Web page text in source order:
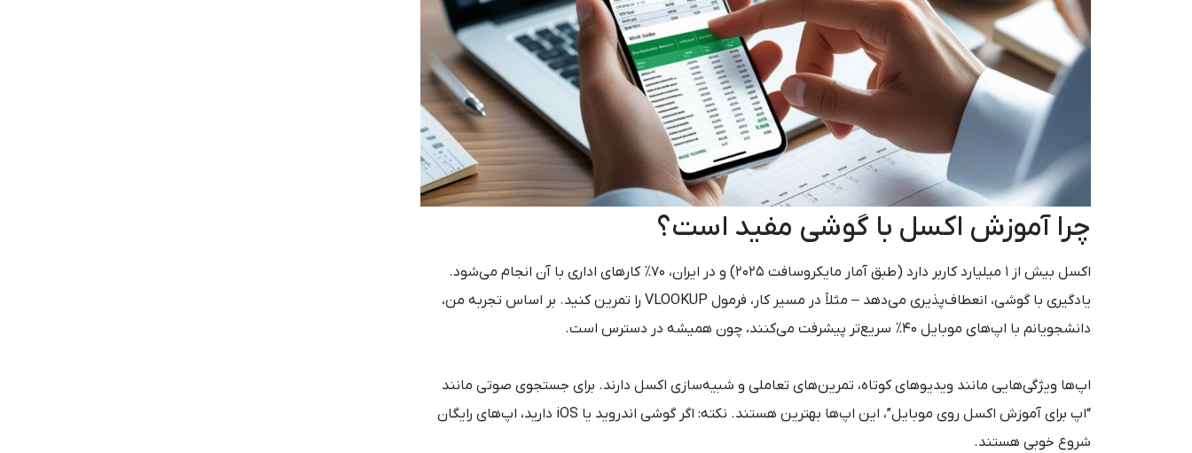
چرا آموزش اکسل با گوشی مفید است؟
اکسل بیش از ۱ میلیارد کاربر دارد (طبق آمار مایکروسافت ۲۰۲۵) و در ایران، ۷۰% کارهای اداری با آن انجام می‌شود.
یادگیری با گوشی، انعطاف‌پذیری می‌دهد – مثلاً در مسیر کار، فرمول VLOOKUP را تمرین کنید. بر اساس تجربه من،
دانشجویانم با اپ‌های موبایل ۴۰% سریع‌تر پیشرفت می‌کنند، چون همیشه در دسترس است.
اپ‌ها ویژگی‌هایی مانند ویدیوهای کوتاه، تمرین‌های تعاملی و شبیه‌سازی اکسل دارند. برای جستجوی صوتی مانند
“اپ برای آموزش اکسل روی موبایل”، این اپ‌ها بهترین هستند. نکته: اگر گوشی اندروید یا iOS دارید، اپ‌های رایگان
شروع خوبی هستند.